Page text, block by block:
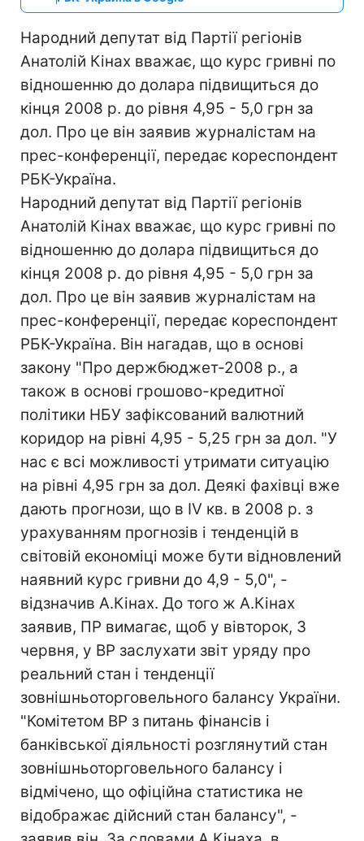
Народний депутат від Партії регіонів
Анатолій Кінах вважає, що курс гривні по
відношенню до долара підвищиться до
кінця 2008 р. до рівня 4,95 - 5,0 грн за
дол. Про це він заявив журналістам на
прес-конференції, передає кореспондент
РБК-Україна.
Народний депутат від Партії регіонів
Анатолій Кінах вважає, що курс гривні по
відношенню до долара підвищиться до
кінця 2008 р. до рівня 4,95 - 5,0 грн за
дол. Про це він заявив журналістам на
прес-конференції, передає кореспондент
РБК-Україна. Він нагадав, що в основі
закону "Про держбюджет-2008 р., а
також в основі грошово-кредитної
політики НБУ зафіксований валютний
коридор на рівні 4,95 - 5,25 грн за дол. "У
нас є всі можливості утримати ситуацію
на рівні 4,95 грн за дол. Деякі фахівці вже
дають прогнози, що в IV кв. в 2008 р. з
урахуванням прогнозів і тенденцій в
світовій економіці може бути відновлений
наявний курс гривни до 4,9 - 5,0", -
відзначив А.Кінах. До того ж А.Кінах
заявив, ПР вимагає, щоб у вівторок, 3
червня, у ВР заслухати звіт уряду про
реальний стан і тенденції
зовнішньоторговельного балансу України.
"Комітетом ВР з питань фінансів і
банківської діяльності розглянутий стан
зовнішньоторговельного балансу і
відмічено, що офіційна статистика не
відображає дійсний стан балансу", -